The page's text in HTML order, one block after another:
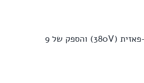
עבור מערכת תלת-פאזית (380V) והספק של 9